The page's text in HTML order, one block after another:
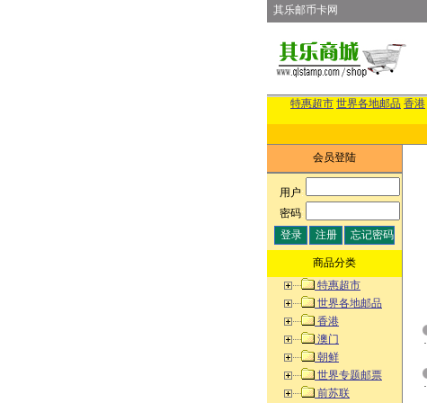
其乐邮币卡网
特惠超市 世界各地邮品 香港
会员登陆
用户:
密码:
商品分类
特惠超市
世界各地邮品
香港
澳门
朝鲜
世界专题邮票
前苏联